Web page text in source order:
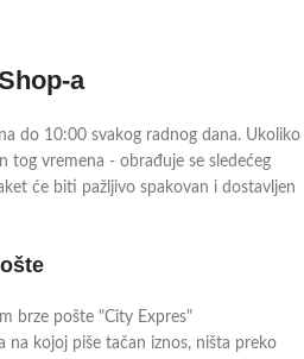
a
do 10:00 svakog radnog dana. Ukoliko
tog vremena - obrađuje se sledećeg
će biti pažljivo spakovan i dostavljen
brze pošte "City Expres"
na kojoj piše tačan iznos, ništa preko